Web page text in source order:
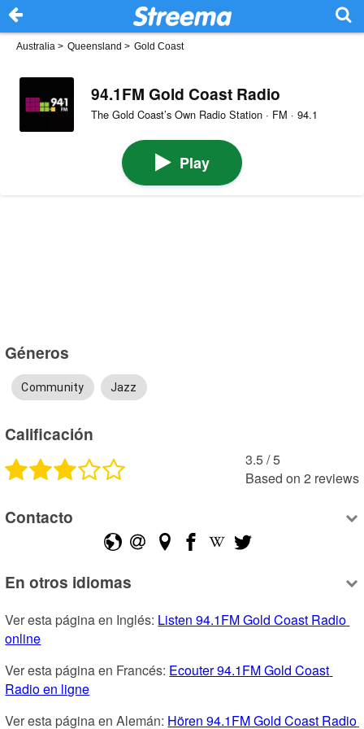
Australia > Queensland > Gold Coast
94.1FM Gold Coast Radio
The Gold Coast’s Own Radio Station · FM · 94.1
Play
Géneros
Community Jazz
Calificación
3.5 /5
Based on 2 reviews
Contacto
En otros idiomas
Ver esta página en Inglés: Listen 94.1FM Gold Coast Radio
online
Ver esta página en Francés: Ecouter 94.1FM Gold Coast
Radio en ligne
Ver esta página en Alemán: Hören 94.1FM Gold Coast Radio